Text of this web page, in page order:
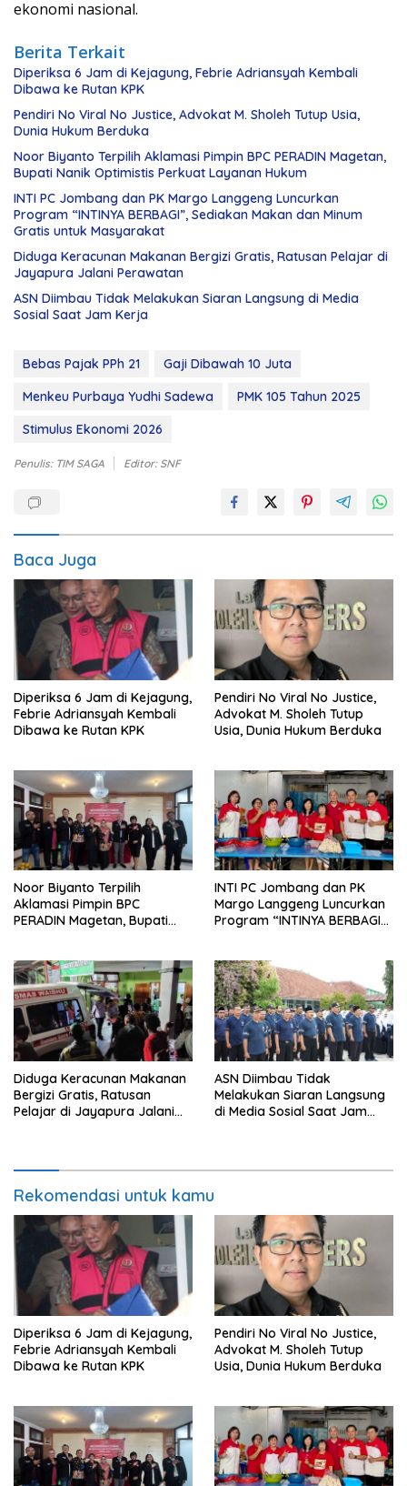
ekonomi nasional.
Berita Terkait
Diperiksa 6 Jam di Kejagung, Febrie Adriansyah Kembali
Dibawa ke Rutan KPK
Pendiri No Viral No Justice, Advokat M. Sholeh Tutup Usia,
Dunia Hukum Berduka
Noor Biyanto Terpilih Aklamasi Pimpin BPC PERADIN Magetan,
Bupati Nanik Optimistis Perkuat Layanan Hukum
INTI PC Jombang dan PK Margo Langgeng Luncurkan
Program “INTINYA BERBAGI”, Sediakan Makan dan Minum
Gratis untuk Masyarakat
Diduga Keracunan Makanan Bergizi Gratis, Ratusan Pelajar di
Jayapura Jalani Perawatan
ASN Diimbau Tidak Melakukan Siaran Langsung di Media
Sosial Saat Jam Kerja
Bebas Pajak PPh 21
Gaji Dibawah 10 Juta
Menkeu Purbaya Yudhi Sadewa
PMK 105 Tahun 2025
Stimulus Ekonomi 2026
Penulis: TIM SAGA Editor: SNF
Baca Juga
Diperiksa 6 Jam di Kejagung,
Febrie Adriansyah Kembali
Dibawa ke Rutan KPK
Pendiri No Viral No Justice,
Advokat M. Sholeh Tutup
Usia, Dunia Hukum Berduka
Noor Biyanto Terpilih
Aklamasi Pimpin BPC
PERADIN Magetan, Bupati
INTI PC Jombang dan PK
Margo Langgeng Luncurkan
Program “INTINYA BERBAGI”,
Diduga Keracunan Makanan
Bergizi Gratis, Ratusan
Pelajar di Jayapura Jalani
ASN Diimbau Tidak
Melakukan Siaran Langsung
di Media Sosial Saat Jam
Rekomendasi untuk kamu
Diperiksa 6 Jam di Kejagung,
Febrie Adriansyah Kembali
Dibawa ke Rutan KPK
Pendiri No Viral No Justice,
Advokat M. Sholeh Tutup
Usia, Dunia Hukum Berduka